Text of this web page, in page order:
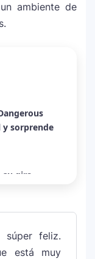
ambiente de
Rico
y sorprende
su gira
generar
súper feliz.
está muy